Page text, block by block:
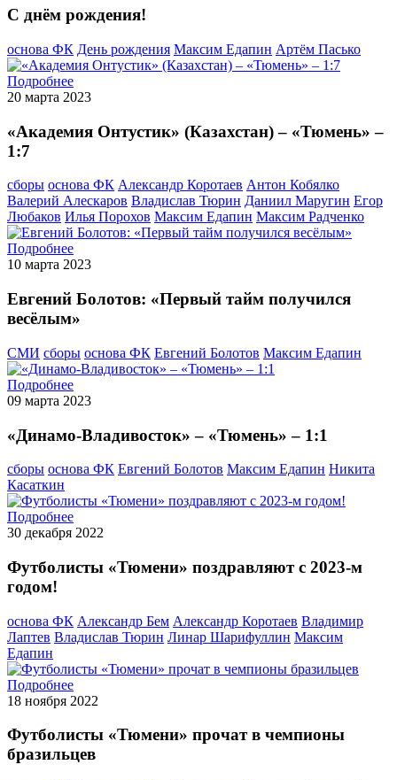
С днём рождения!
основа ФК День рождения Максим Едапин Артём Пасько
Подробнее
20 марта 2023
«Академия Онтустик» (Казахстан) – «Тюмень» –
1:7
сборы основа ФК Александр Коротаев Антон Кобялко
Валерий Алескаров Владислав Тюрин Даниил Маругин Егор
Любаков Илья Порохов Максим Едапин Максим Радченко
Подробнее
10 марта 2023
Евгений Болотов: «Первый тайм получился
весёлым»
СМИ сборы основа ФК Евгений Болотов Максим Едапин
Подробнее
09 марта 2023
«Динамо-Владивосток» – «Тюмень» – 1:1
сборы основа ФК Евгений Болотов Максим Едапин Никита
Касаткин
Подробнее
30 декабря 2022
Футболисты «Тюмени» поздравляют с 2023-м
годом!
основа ФК Александр Бем Александр Коротаев Владимир
Лаптев Владислав Тюрин Линар Шарифуллин Максим
Едапин
Подробнее
18 ноября 2022
Футболисты «Тюмени» прочат в чемпионы
бразильцев